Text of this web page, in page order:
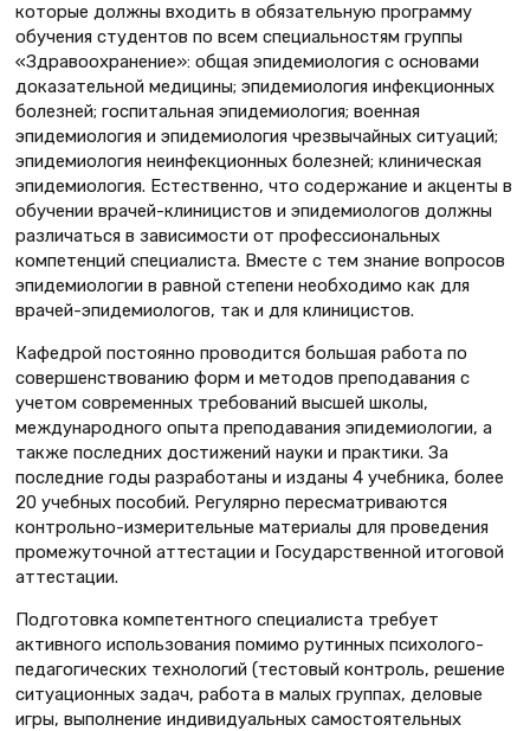
которые должны входить в обязательную программу
обучения студентов по всем специальностям группы
«Здравоохранение»: общая эпидемиология с основами
доказательной медицины; эпидемиология инфекционных
болезней; госпитальная эпидемиология; военная
эпидемиология и эпидемиология чрезвычайных ситуаций;
эпидемиология неинфекционных болезней; клиническая
эпидемиология. Естественно, что содержание и акценты в
обучении врачей-клиницистов и эпидемиологов должны
различаться в зависимости от профессиональных
компетенций специалиста. Вместе с тем знание вопросов
эпидемиологии в равной степени необходимо как для
врачей-эпидемиологов, так и для клиницистов.
Кафедрой постоянно проводится большая работа по
совершенствованию форм и методов преподавания с
учетом современных требований высшей школы,
международного опыта преподавания эпидемиологии, а
также последних достижений науки и практики. За
последние годы разработаны и изданы 4 учебника, более
20 учебных пособий. Регулярно пересматриваются
контрольно-измерительные материалы для проведения
промежуточной аттестации и Государственной итоговой
аттестации.
Подготовка компетентного специалиста требует
активного использования помимо рутинных психолого-
педагогических технологий (тестовый контроль, решение
ситуационных задач, работа в малых группах, деловые
игры, выполнение индивидуальных самостоятельных